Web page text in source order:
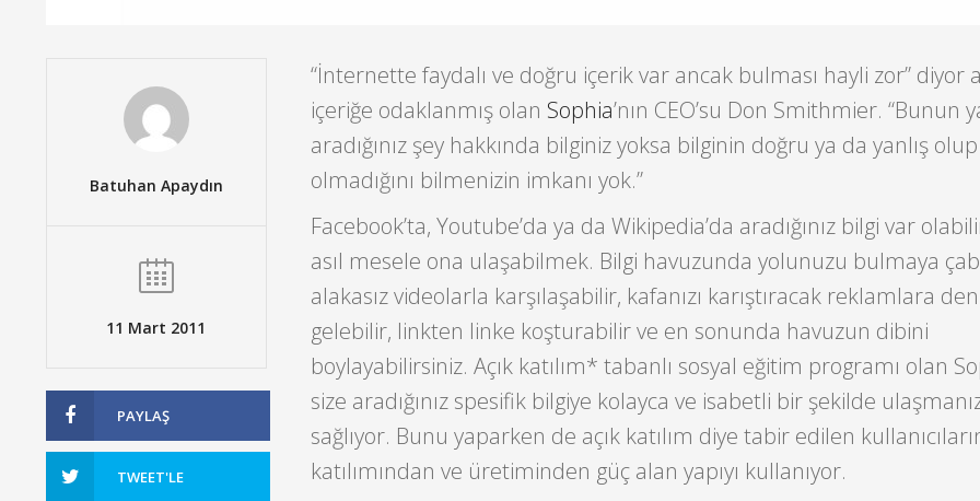
Batuhan Apaydın
11 Mart 2011
PAYLAŞ
TWEET'LE
“İnternette faydalı ve doğru içerik var ancak bulması hayli zor” diyor
içeriğe odaklanmış olan Sophia’nın CEO’su Don Smithmier. “Bunun
aradığınız şey hakkında bilginiz yoksa bilginin doğru ya da yanlış olup
olmadığını bilmenizin imkanı yok.”
Facebook’ta, Youtube’da ya da Wikipedia’da aradığınız bilgi var
asıl mesele ona ulaşabilmek. Bilgi havuzunda yolunuzu bulmaya
alakasız videolarla karşılaşabilir, kafanızı karıştıracak reklamlara
gelebilir, linkten linke koşturabilir ve en sonunda havuzun dibini
boylayabilirsiniz. Açık katılım* tabanlı sosyal eğitim programı olan
size aradığınız spesifik bilgiye kolayca ve isabetli bir şekilde
sağlıyor. Bunu yaparken de açık katılım diye tabir edilen
katılımından ve üretiminden güç alan yapıyı kullanıyor.